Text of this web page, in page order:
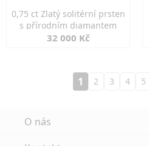
0,75 ct Zlatý solitérní prsten
s přírodním diamantem
32 000 Kč
1 2 3 4 5
O nás